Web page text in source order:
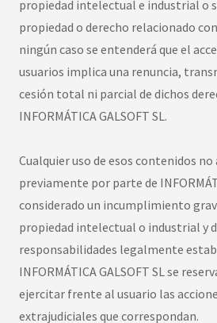
propiedad intelectual e industrial o
propiedad o derecho relacionado
ningún caso se entenderá que el
usuarios implica una renuncia,
cesión total ni parcial de dichos
INFORMÁTICA GALSOFT SL.
Cualquier uso de esos contenidos
previamente por parte de
considerado un incumplimiento
propiedad intelectual o industrial y
responsabilidades legalmente
INFORMÁTICA GALSOFT SL se
ejercitar frente al usuario las
extrajudiciales que correspondan.